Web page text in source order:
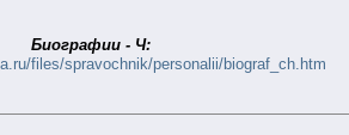
Биографии - Ч:
files/spravochnik/personalii/biograf_ch.htm